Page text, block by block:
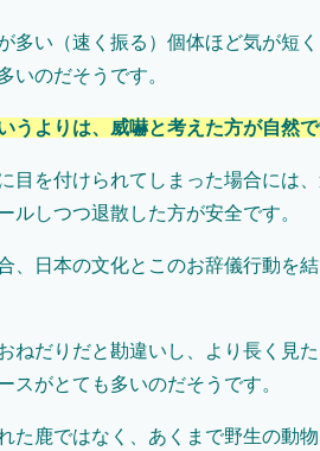
多い（速く振る）個体ほど気が短
いのだそうです。
うよりは、威嚇と考えた方が自然で
目を付けられてしまった場合には
ルしつつ退散した方が安全です。
、日本の文化とこのお辞儀行動を
ねだりだと勘違いし、より長く見
スがとても多いのだそうです。
た鹿ではなく、あくまで野生の動物